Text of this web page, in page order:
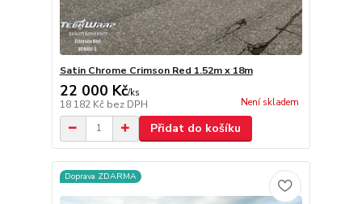
Satin Chrome Crimson Red 1.52m x 18m
22 000 Kč/ks
18 182 Kč bez DPH Není skladem
Přidat do košíku
Doprava ZDARMA